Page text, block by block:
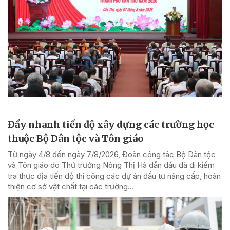
Đẩy nhanh tiến độ xây dựng các trường học
thuộc Bộ Dân tộc và Tôn giáo
Từ ngày 4/8 đến ngày 7/8/2026, Đoàn công tác Bộ Dân tộc
và Tôn giáo do Thứ trưởng Nông Thị Hà dẫn đầu đã đi kiểm
tra thực địa tiến độ thi công các dự án đầu tư nâng cấp, hoàn
thiện cơ sở vật chất tại các trường...